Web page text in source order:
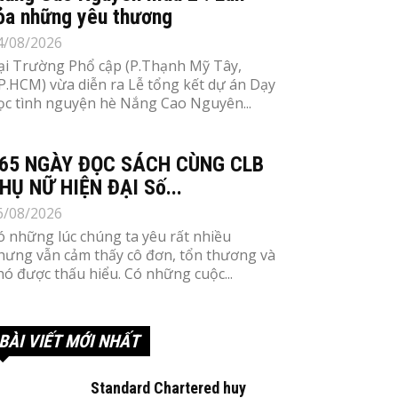
những yêu thương
08/2026
Trường Phổ cập (P.Thạnh Mỹ Tây,
vừa diễn ra Lễ tổng kết dự án Dạy
tình nguyện hè Nắng Cao Nguyên...
NGÀY ĐỌC SÁCH CÙNG CLB
NỮ HIỆN ĐẠI Số...
08/2026
những lúc chúng ta yêu rất nhiều
vẫn cảm thấy cô đơn, tổn thương và
được thấu hiểu. Có những cuộc...
BÀI VIẾT MỚI NHẤT
Standard Chartered huy